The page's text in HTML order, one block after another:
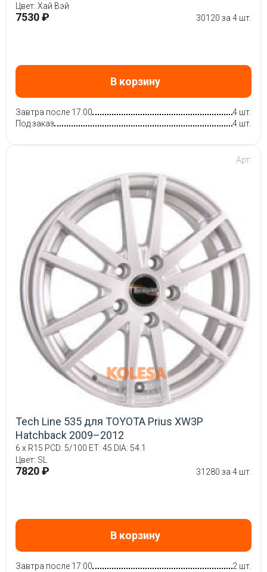
Цвет: Хай Вэй
7530 ₽ 30120 за 4 шт.
В корзину
Завтра после 17:00
4 шт.
Под заказ
4 шт.
Арт:
Tech Line 535 для TOYOTA Prius XW3P
Hatchback 2009–2012
6 x R15 PCD: 5/100 ET: 45 DIA: 54.1
Цвет: SL
7820 ₽ 31280 за 4 шт.
В корзину
Завтра после 17:00
2 шт.